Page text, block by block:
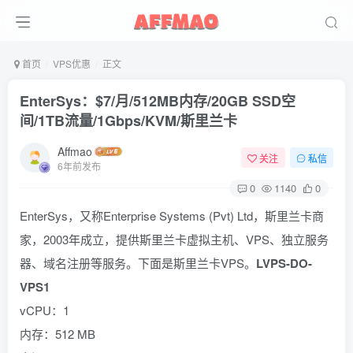
首页 VPS优惠 正文
EnterSys：$7/月/512MB内存/20GB SSD空
间/1TB流量/1Gbps/KVM/斯里兰卡
Affmao
6年前发布
关注 私信
0 1140 0
EnterSys，又称Enterprise Systems (Pvt) Ltd，斯里兰卡商
家，2003年成立，提供斯里兰卡虚拟主机、VPS、独立服务
器、域名注册等服务。下面是斯里兰卡VPS。 LVPS-DO-
VPS1
vCPU：1
内存：512 MB